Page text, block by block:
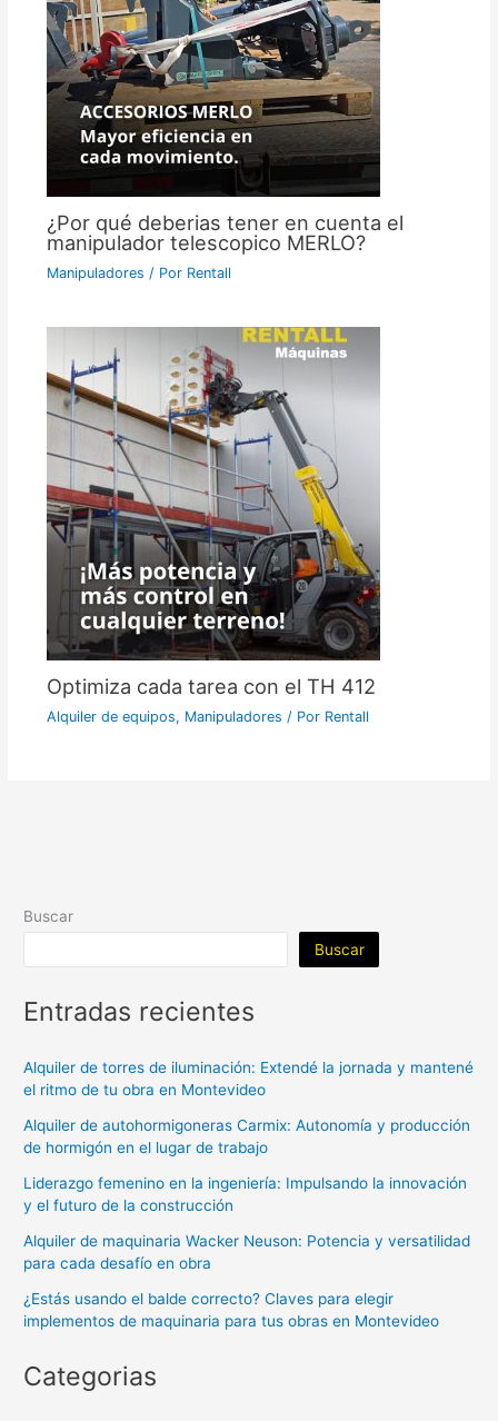
¿Por qué deberias tener en cuenta el
manipulador telescopico MERLO?
Manipuladores / Por Rentall
Optimiza cada tarea con el TH 412
Alquiler de equipos, Manipuladores / Por Rentall
Buscar
Buscar
Entradas recientes
Alquiler de torres de iluminación: Extendé la jornada y mantené
el ritmo de tu obra en Montevideo
Alquiler de autohormigoneras Carmix: Autonomía y producción
de hormigón en el lugar de trabajo
Liderazgo femenino en la ingeniería: Impulsando la innovación
y el futuro de la construcción
Alquiler de maquinaria Wacker Neuson: Potencia y versatilidad
para cada desafío en obra
¿Estás usando el balde correcto? Claves para elegir
implementos de maquinaria para tus obras en Montevideo
Categorias